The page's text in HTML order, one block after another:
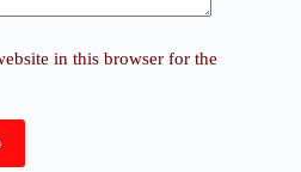
in this browser for the